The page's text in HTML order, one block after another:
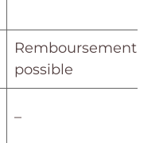
Remboursement
possible
–